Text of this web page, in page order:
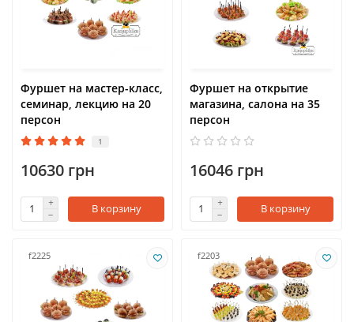
Фуршет на мастер-класс,
семинар, лекцию на 20
персон
1
10630 грн
В корзину
Фуршет на открытие
магазина, салона на 35
персон
16046 грн
В корзину
f2225 f2203